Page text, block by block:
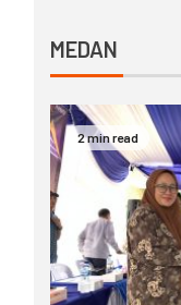
MEDAN
2 min read